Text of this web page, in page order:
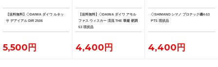
【送料無料】◇DAIWA ダイワ ルネッ
サ デアイアル DIR 2506
5,500円
【送料無料】◇DAIWA ダイワ アモル
ファス ウィスカー 渓流 THE 華厳 硬調
53 現状品
4,400円
◇SHIMANO シマノ プロテック磯4-53
PTS 現状品
4,400円